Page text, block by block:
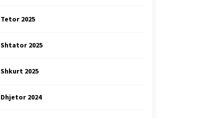
Tetor 2025
Shtator 2025
Shkurt 2025
Dhjetor 2024